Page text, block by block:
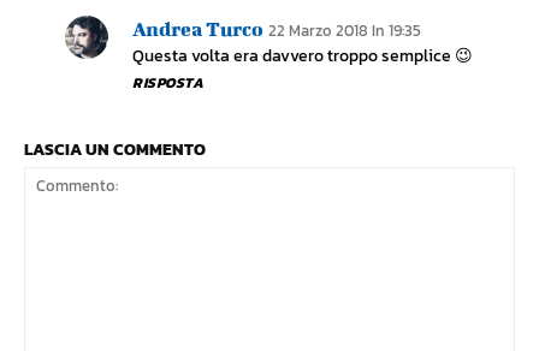
Andrea Turco 22 Marzo 2018 In 19:35
Questa volta era davvero troppo semplice 😉
RISPOSTA
LASCIA UN COMMENTO